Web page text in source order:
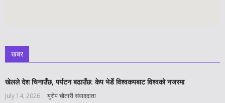
खबर
खेलले देश चिनाउँछ, पर्यटन बढाउँछ: केप भेर्डे विश्वकपबाट विश्वको नजरमा
July 14, 2026 युरोप चौतारी संवाददाता